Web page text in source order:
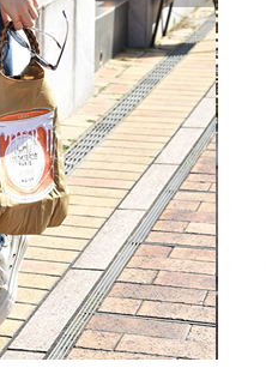
て見る バッグ
シューズ
アクセサリー
すべて見る
ジャケット
コート
ガウン
バッグ
靴
帽子
ソックス・その他雑貨